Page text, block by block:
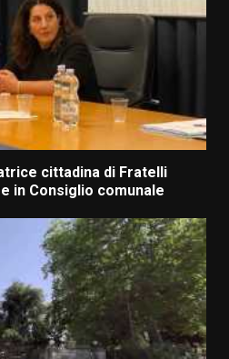
cittadina di Fratelli
in Consiglio comunale